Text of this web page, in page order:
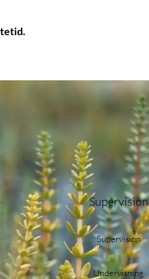
Supervision
Supervision
Undervisning